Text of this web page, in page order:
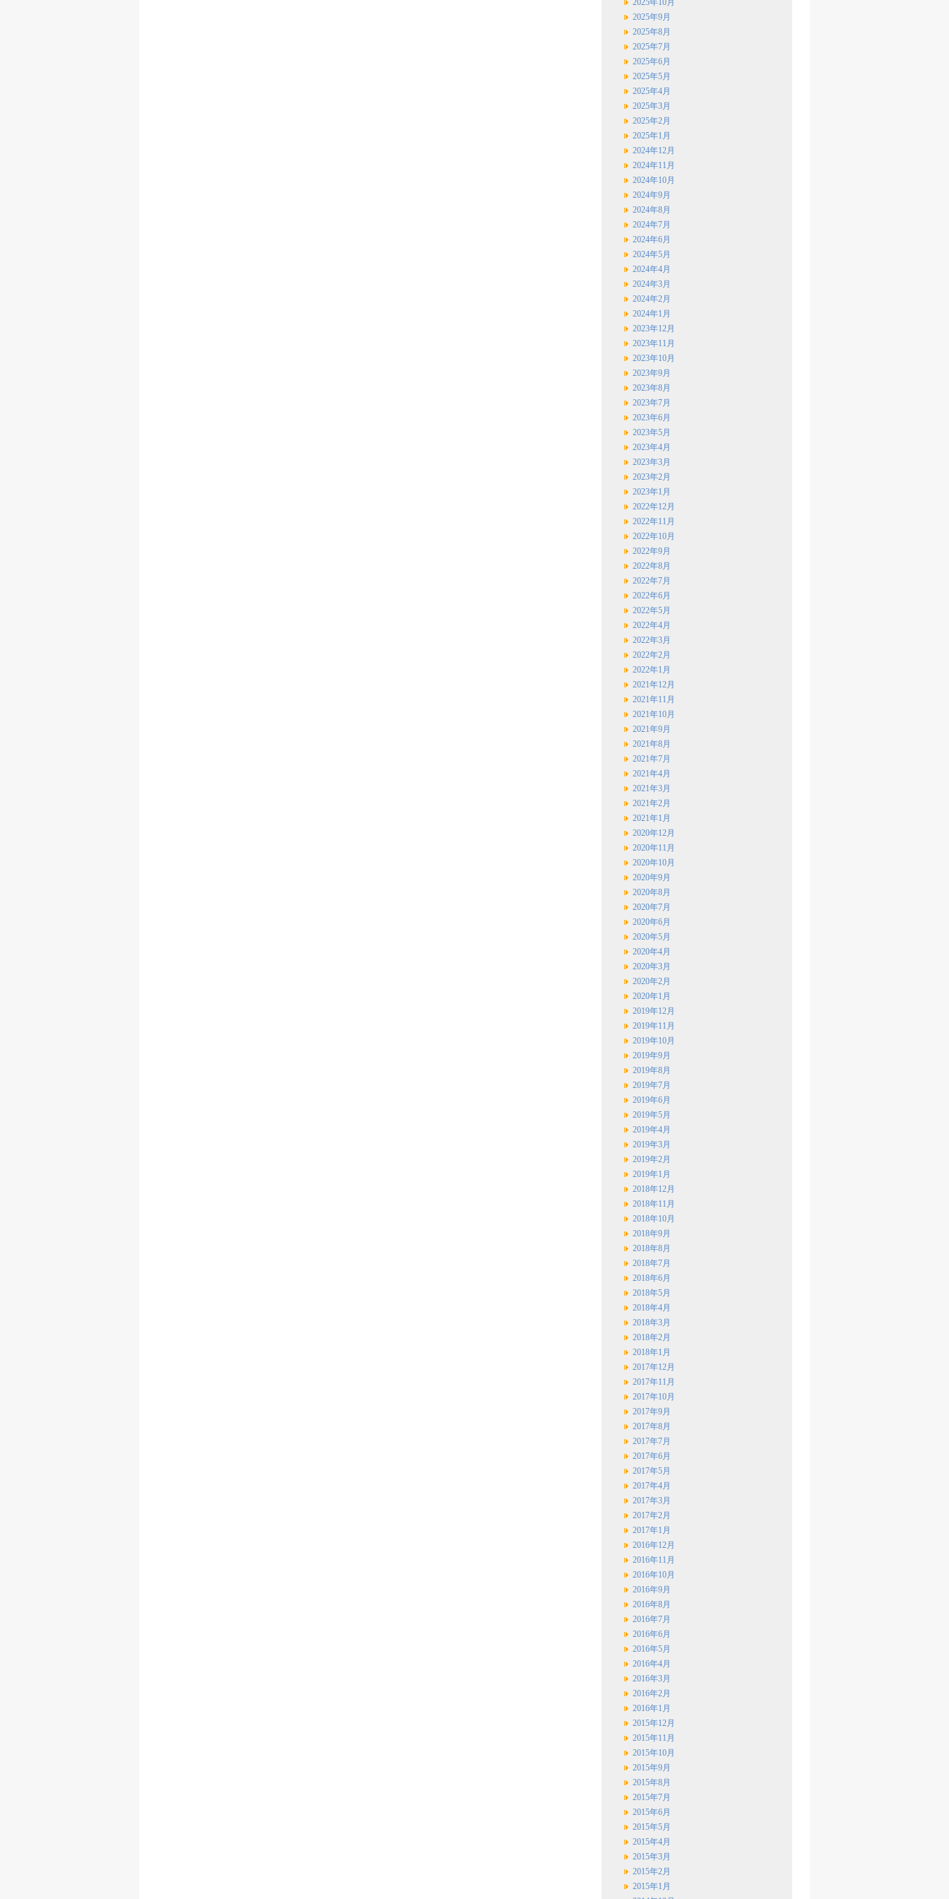
2025年10月
2025年9月
2025年8月
2025年7月
2025年6月
2025年5月
2025年4月
2025年3月
2025年2月
2025年1月
2024年12月
2024年11月
2024年10月
2024年9月
2024年8月
2024年7月
2024年6月
2024年5月
2024年4月
2024年3月
2024年2月
2024年1月
2023年12月
2023年11月
2023年10月
2023年9月
2023年8月
2023年7月
2023年6月
2023年5月
2023年4月
2023年3月
2023年2月
2023年1月
2022年12月
2022年11月
2022年10月
2022年9月
2022年8月
2022年7月
2022年6月
2022年5月
2022年4月
2022年3月
2022年2月
2022年1月
2021年12月
2021年11月
2021年10月
2021年9月
2021年8月
2021年7月
2021年4月
2021年3月
2021年2月
2021年1月
2020年12月
2020年11月
2020年10月
2020年9月
2020年8月
2020年7月
2020年6月
2020年5月
2020年4月
2020年3月
2020年2月
2020年1月
2019年12月
2019年11月
2019年10月
2019年9月
2019年8月
2019年7月
2019年6月
2019年5月
2019年4月
2019年3月
2019年2月
2019年1月
2018年12月
2018年11月
2018年10月
2018年9月
2018年8月
2018年7月
2018年6月
2018年5月
2018年4月
2018年3月
2018年2月
2018年1月
2017年12月
2017年11月
2017年10月
2017年9月
2017年8月
2017年7月
2017年6月
2017年5月
2017年4月
2017年3月
2017年2月
2017年1月
2016年12月
2016年11月
2016年10月
2016年9月
2016年8月
2016年7月
2016年6月
2016年5月
2016年4月
2016年3月
2016年2月
2016年1月
2015年12月
2015年11月
2015年10月
2015年9月
2015年8月
2015年7月
2015年6月
2015年5月
2015年4月
2015年3月
2015年2月
2015年1月